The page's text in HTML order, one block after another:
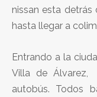
nissan esta
hasta llegar a
Entrando a la
Villa de Álvarez,
autobús. Todos